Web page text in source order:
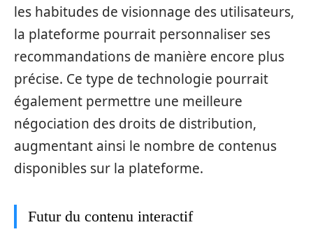
les habitudes de visionnage des utilisateurs,
la plateforme pourrait personnaliser ses
recommandations de manière encore plus
précise. Ce type de technologie pourrait
également permettre une meilleure
négociation des droits de distribution,
augmentant ainsi le nombre de contenus
disponibles sur la plateforme.
Futur du contenu interactif